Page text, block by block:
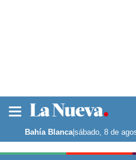
Noticias
La
Bahía Blanca|sábado, 8 de